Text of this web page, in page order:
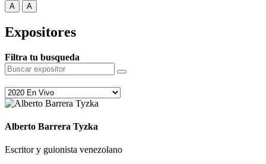
A A
Expositores
Filtra tu busqueda
Alberto Barrera Tyzka
Escritor y guionista venezolano